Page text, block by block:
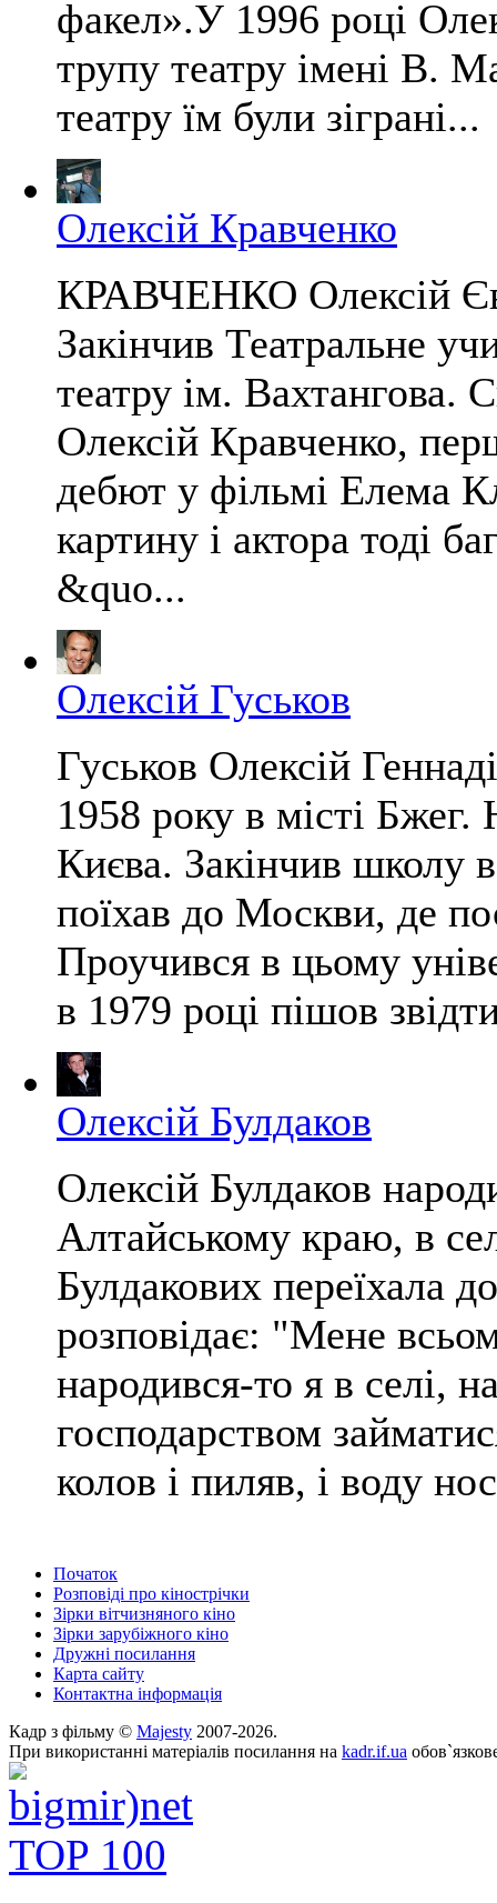
факел».У 1996 році
трупу театру імені В.
театру їм були зіграні...
Олексій Кравченко
КРАВЧЕНКО Олексій
Закінчив Театральне
театру ім. Вахтангова.
Олексій Кравченко,
дебют у фільмі Елема
картину і актора тоді
&quo...
Олексій Гуськов
Гуськов Олексій
1958 року в місті Бжег.
Києва. Закінчив школу
поїхав до Москви, де
Проучився в цьому
в 1979 році пішов
Олексій Булдаков
Олексій Булдаков
Алтайському краю, в
Булдакових переїхала
розповідає: "Мене
народився-то я в селі,
господарством
колов і пиляв, і воду
Початок
Розповіді про кінострічки
Зірки вітчизняного кіно
Зірки зарубіжного кіно
Дружні посилання
Карта сайту
Контактна інформація
Кадр з фільму © Majesty 2007-2026.
При використанні матеріалів посилання на kadr.if.ua